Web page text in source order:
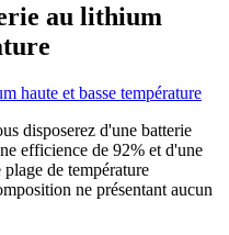
au lithium
disposerez d'une batterie
efficience de 92% et d'une
plage de température
ne présentant aucun